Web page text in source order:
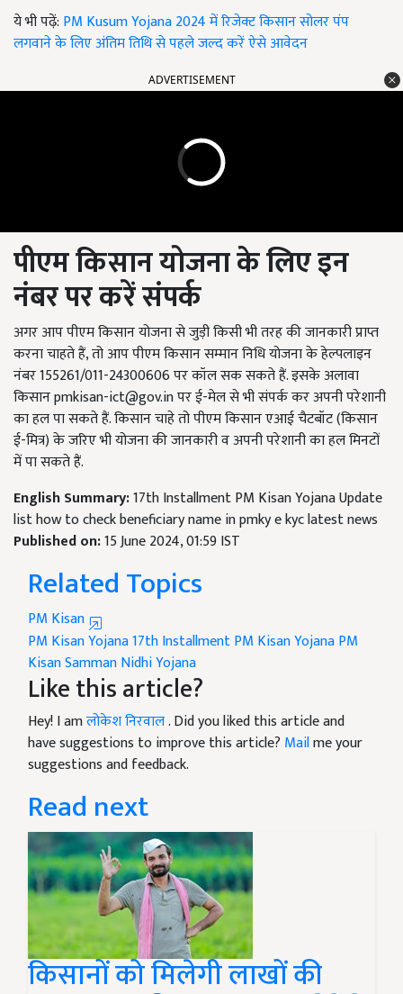
ये भी पढ़ें: PM Kusum Yojana 2024 में रिजेक्ट किसान सोलर पंप
लगवाने के लिए अंतिम तिथि से पहले जल्द करें ऐसे आवेदन
ADVERTISEMENT
पीएम किसान योजना के लिए इन
नंबर पर करें संपर्क
अगर आप पीएम किसान योजना से जुड़ी किसी भी तरह की जानकारी प्राप्त
करना चाहते हैं, तो आप पीएम किसान सम्मान निधि योजना के हेल्पलाइन
नंबर 155261/011-24300606 पर कॉल सक सकते हैं. इसके अलावा
किसानpmkisan-ict@gov.inपर ई-मेल से भी संपर्क कर अपनी परेशानी
का हल पा सकते हैं. किसान चाहे तो पीएम किसान एआई चैटबॉट (किसान
ई-मित्र) के जरिए भी योजना की जानकारी व अपनी परेशानी का हल मिनटों
में पा सकते हैं.
English Summary:17th Installment PM Kisan Yojana Update
list how to check beneficiary name in pmky e kyc latest news
Published on:15 June 2024, 01:59 IST
Related Topics
PM Kisan
PM Kisan Yojana17th Installment PM Kisan YojanaPM
Kisan Samman Nidhi Yojana
Like this article?
Hey! I amलोकेश निरवाल. Did you liked this article and
have suggestions to improve this article? Mailme your
suggestions and feedback.
Read next
किसानों को मिलेगी लाखों की